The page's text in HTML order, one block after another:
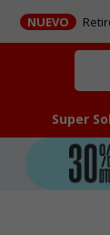
NUEVO
Super